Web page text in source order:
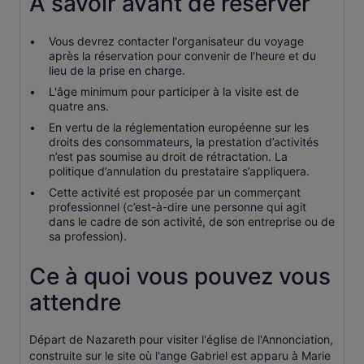
Vous devrez contacter l'organisateur du voyage
après la réservation pour convenir de l'heure et du
lieu de la prise en charge.
L'âge minimum pour participer à la visite est de
quatre ans.
En vertu de la réglementation européenne sur les
droits des consommateurs, la prestation d’activités
n’est pas soumise au droit de rétractation. La
politique d’annulation du prestataire s’appliquera.
Cette activité est proposée par un commerçant
professionnel (c’est-à-dire une personne qui agit
dans le cadre de son activité, de son entreprise ou de
sa profession).
Ce à quoi vous pouvez vous
attendre
Départ de Nazareth pour visiter l'église de l'Annonciation,
construite sur le site où l'ange Gabriel est apparu à Marie